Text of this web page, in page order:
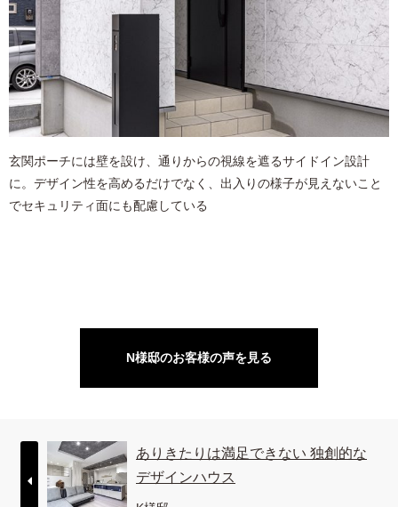
玄関ポーチには壁を設け、通りからの視線を遮るサイドイン設計
に。デザイン性を高めるだけでなく、出入りの様子が見えないこと
でセキュリティ面にも配慮している
N様邸のお客様の声を見る
ありきたりは満足できない 独創的な
デザインハウス